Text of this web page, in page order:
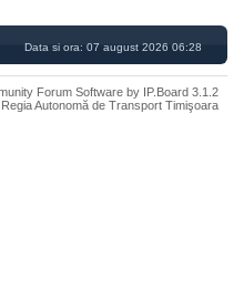
Data si ora: 07 august 2026 06:28
Forum Software by IP.Board 3.1.2
Autonomă de Transport Timişoara